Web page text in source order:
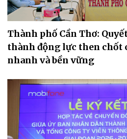
Thành phố Cần Thơ:
thành động lực then chốt
nhanh và bền vững